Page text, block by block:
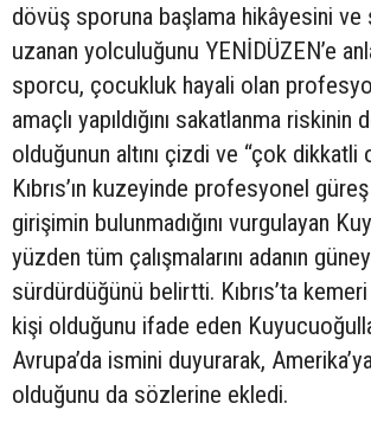
dövüş sporuna başlama hikâyesini ve
uzanan yolculuğunu YENİDÜZEN’e
sporcu, çocukluk hayali olan
amaçlı yapıldığını sakatlanma
olduğunun altını çizdi ve “çok dikkatli
Kıbrıs’ın kuzeyinde profesyonel
girişimin bulunmadığını vurgulayan
yüzden tüm çalışmalarını adanın
sürdürdüğünü belirtti. Kıbrıs’ta
kişi olduğunu ifade eden
Avrupa’da ismini duyurarak,
olduğunu da sözlerine ekledi.